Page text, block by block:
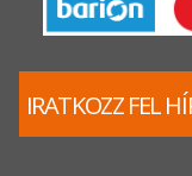
IRATKOZZ FEL